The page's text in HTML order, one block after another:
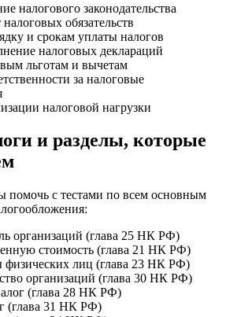
налогового законодательства
обязательств
и срокам уплаты налогов
налоговых деклараций
льготам и вычетам
за налоговые
налоговой нагрузки
и разделы, которые
помочь с тестами по всем основным
организаций (глава 25 НК РФ)
стоимость (глава 21 НК РФ)
физических лиц (глава 23 НК РФ)
организаций (глава 30 НК РФ)
(глава 28 НК РФ)
(глава 31 НК РФ)